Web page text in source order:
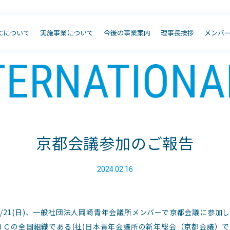
について 実施事業について 今後の事業案内 理事長挨拶 メンバ
京都会議参加のご報告
2024.02.16
日)、一般社団法人岡崎青年会議所メンバーで京都会議に参加
Ｃの全国組織である(社)日本青年会議所の新年総会（京都会議）